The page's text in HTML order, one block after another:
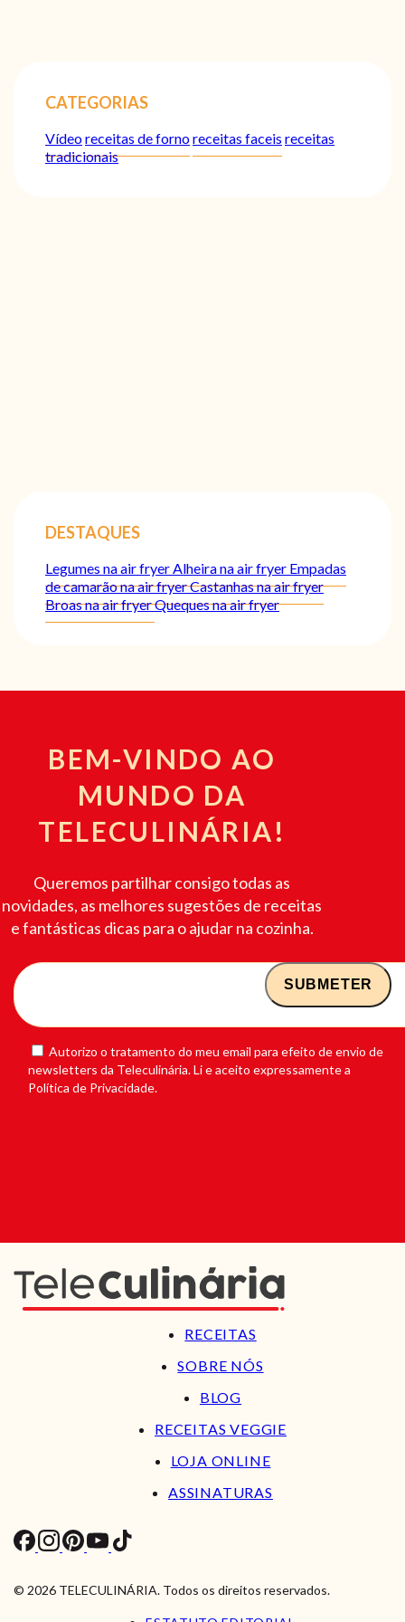
CATEGORIAS
Vídeoreceitas de fornoreceitas faceis receitas
tradicionais
DESTAQUES
Legumes na air fryerAlheira na air fryer Empadas
de camarão na air fryerCastanhas na air fryer
Broas na air fryerQueques na air fryer
BEM-VINDO AO
MUNDO DA
TELECULINÁRIA!
Queremos partilhar consigo todas as
novidades, as melhores sugestões de receitas
e fantásticas dicas para o ajudar na cozinha.
Autorizo o tratamento do meu email para efeito de envio de
newsletters da Teleculinária. Li e aceito expressamente a
Política de Privacidade.
RECEITAS
SOBRE NÓS
BLOG
RECEITAS VEGGIE
LOJA ONLINE
ASSINATURAS
© 2026 TELECULINÁRIA. Todos os direitos reservados.